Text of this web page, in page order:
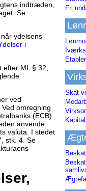
indtræden,
Se
ydelsens
i
ML § 32,
ved
omregning
(ECB)
anvende
valuta. I stedet
stk. 4. Se
Fri
Skat